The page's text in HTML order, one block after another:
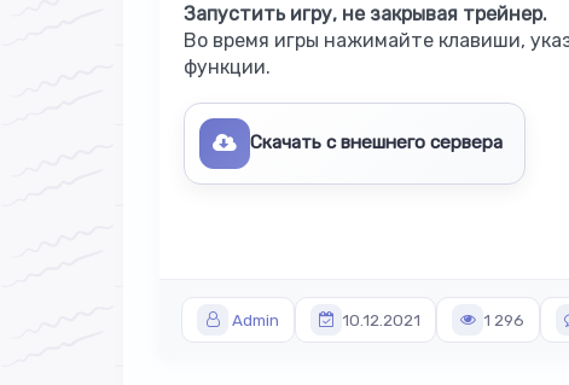
Запустить игру, не закрывая трейнер.
Во время игры нажимайте клавиши,
функции.
Скачать с внешнего сервера
Admin 10.12.2021 1 296